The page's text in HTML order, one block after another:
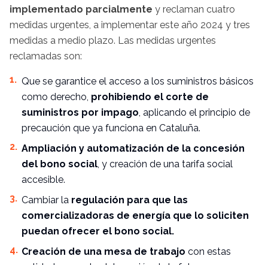
implementado parcialmente y reclaman cuatro
medidas urgentes, a implementar este año 2024 y tres
medidas a medio plazo. Las medidas urgentes
reclamadas son:
Que se garantice el acceso a los suministros básicos
como derecho, prohibiendo el corte de
suministros por impago , aplicando el principio de
precaución que ya funciona en Cataluña.
Ampliación y automatización de la concesión
del bono social , y creación de una tarifa social
accesible.
Cambiar la regulación para que las
comercializadoras de energía que lo soliciten
puedan ofrecer el bono social.
Creación de una mesa de trabajo con estas